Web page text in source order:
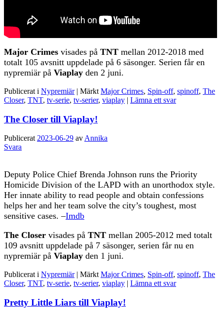
Major Crimes visades på TNT mellan 2012-2018 med
totalt 105 avsnitt uppdelade på 6 säsonger. Serien får en
nypremiär på Viaplay den 2 juni.
Publicerat i Nypremiär | Märkt Major Crimes, Spin-off, spinoff, The
Closer, TNT, tv-serie, tv-serier, viaplay | Lämna ett svar
The Closer till Viaplay!
Publicerat 2023-06-29 av Annika
Svara
Deputy Police Chief Brenda Johnson runs the Priority
Homicide Division of the LAPD with an unorthodox style.
Her innate ability to read people and obtain confessions
helps her and her team solve the city’s toughest, most
sensitive cases. –Imdb
The Closer visades på TNT mellan 2005-2012 med totalt
109 avsnitt uppdelade på 7 säsonger, serien får nu en
nypremiär på Viaplay den 1 juni.
Publicerat i Nypremiär | Märkt Major Crimes, Spin-off, spinoff, The
Closer, TNT, tv-serie, tv-serier, viaplay | Lämna ett svar
Pretty Little Liars till Viaplay!